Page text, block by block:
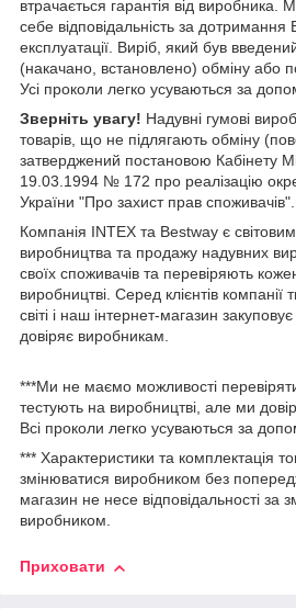
втрачається гарантія від
себе відповідальність за
експлуатації. Виріб, який був
(накачано, встановлено) обміну або
Усі проколи легко усуваються за
Зверніть увагу! Надувні гумові
товарів, що не підлягають обміну
затверджений постановою Кабінету
19.03.1994 № 172 про реалізацію
України "Про захист прав споживачів".
Компанія INTEX та Bestway є
виробництва та продажу надувних
своїх споживачів та перевіряють
виробництві. Серед клієнтів
світі і наш інтернет-магазин
довіряє виробникам.
***Ми не маємо можливості
тестують на виробництві, але ми
Всі проколи легко усуваються за
*** Характеристики та комплектація
змінюватися виробником без
магазин не несе відповідальності за
виробником.
Приховати